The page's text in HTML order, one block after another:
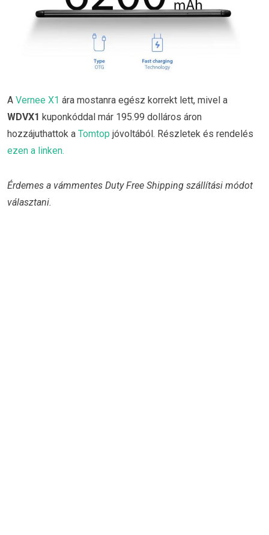
A Vernee X1 ára mostanra egész korrekt lett, mivel a
WDVX1 kuponkóddal már 195.99 dolláros áron
hozzájuthattok a Tomtop jóvoltából. Részletek és rendelés
ezen a linken.
Érdemes a vámmentes Duty Free Shipping szállítási módot
választani.